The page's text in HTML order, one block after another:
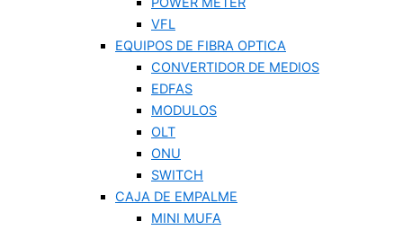
VFL
EQUIPOS DE FIBRA OPTICA
CONVERTIDOR DE MEDIOS
EDFAS
MODULOS
OLT
ONU
SWITCH
CAJA DE EMPALME
MINI MUFA